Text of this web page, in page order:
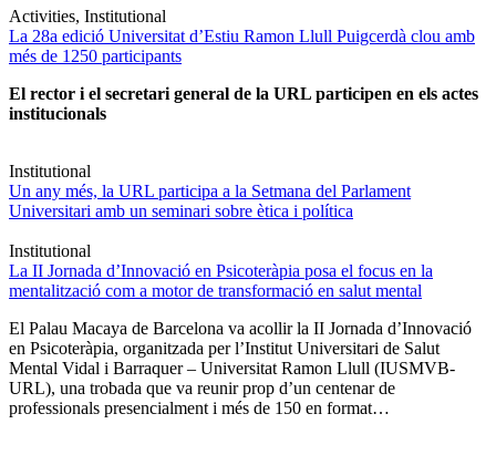
Activities, Institutional
La 28a edició Universitat d’Estiu Ramon Llull Puigcerdà clou amb
més de 1250 participants
El rector i el secretari general de la URL participen en els actes
institucionals
Institutional
Un any més, la URL participa a la Setmana del Parlament
Universitari amb un seminari sobre ètica i política
Institutional
La II Jornada d’Innovació en Psicoteràpia posa el focus en la
mentalització com a motor de transformació en salut mental
El Palau Macaya de Barcelona va acollir la II Jornada d’Innovació
en Psicoteràpia, organitzada per l’Institut Universitari de Salut
Mental Vidal i Barraquer – Universitat Ramon Llull (IUSMVB-
URL), una trobada que va reunir prop d’un centenar de
professionals presencialment i més de 150 en format…